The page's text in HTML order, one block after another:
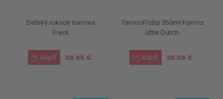
Detský ruksak berries
Fresk
39.95 €
Termofľaša 350ml Farma
Little Dutch
33.09 €